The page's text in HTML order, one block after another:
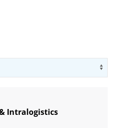
Intralogistics